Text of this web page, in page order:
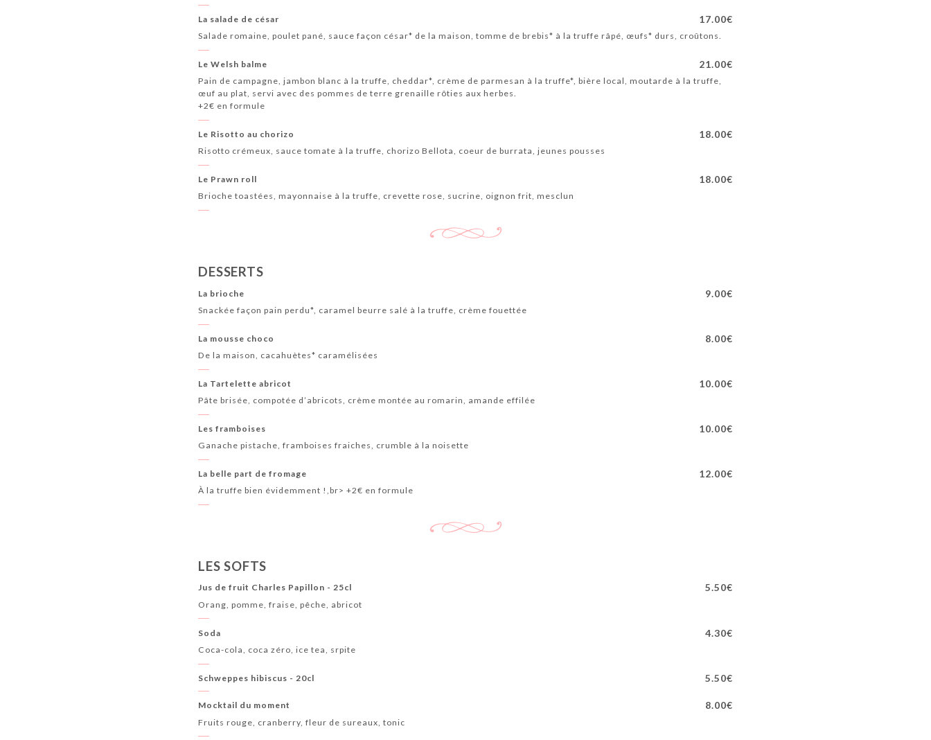
La salade de césar 17.00€
Salade romaine, poulet pané, sauce façon césar* de la maison, tomme de brebis* à la truffe râpé, œufs* durs, croûtons.
Le Welsh balme 21.00€
Pain de campagne, jambon blanc à la truffe, cheddar*, crème de parmesan à la truffe*, bière local, moutarde à la truffe,
œuf au plat, servi avec des pommes de terre grenaille rôties aux herbes.
+2€ en formule
Le Risotto au chorizo 18.00€
Risotto crémeux, sauce tomate à la truffe, chorizo Bellota, coeur de burrata, jeunes pousses
Le Prawn roll 18.00€
Brioche toastées, mayonnaise à la truffe, crevette rose, sucrine, oignon frit, mesclun
DESSERTS
La brioche 9.00€
Snackée façon pain perdu*, caramel beurre salé à la truffe, crème fouettée
La mousse choco 8.00€
De la maison, cacahuètes* caramélisées
La Tartelette abricot 10.00€
Pâte brisée, compotée d’abricots, crème montée au romarin, amande effilée
Les framboises 10.00€
Ganache pistache, framboises fraiches, crumble à la noisette
La belle part de fromage 12.00€
À la truffe bien évidemment !,br> +2€ en formule
LES SOFTS
Jus de fruit Charles Papillon - 25cl 5.50€
Orang, pomme, fraise, pêche, abricot
Soda 4.30€
Coca-cola, coca zéro, ice tea, srpite
Schweppes hibiscus - 20cl 5.50€
Mocktail du moment 8.00€
Fruits rouge, cranberry, fleur de sureaux, tonic